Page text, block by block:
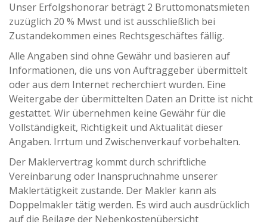
Unser Erfolgshonorar beträgt 2 Bruttomonatsmieten
zuzüglich 20 % Mwst und ist ausschließlich bei
Zustandekommen eines Rechtsgeschäftes fällig.
Alle Angaben sind ohne Gewähr und basieren auf
Informationen, die uns von Auftraggeber übermittelt
oder aus dem Internet recherchiert wurden. Eine
Weitergabe der übermittelten Daten an Dritte ist nicht
gestattet. Wir übernehmen keine Gewähr für die
Vollständigkeit, Richtigkeit und Aktualität dieser
Angaben. Irrtum und Zwischenverkauf vorbehalten.
Der Maklervertrag kommt durch schriftliche
Vereinbarung oder Inanspruchnahme unserer
Maklertätigkeit zustande. Der Makler kann als
Doppelmakler tätig werden. Es wird auch ausdrücklich
auf die Beilage der Nebenkostenübersicht